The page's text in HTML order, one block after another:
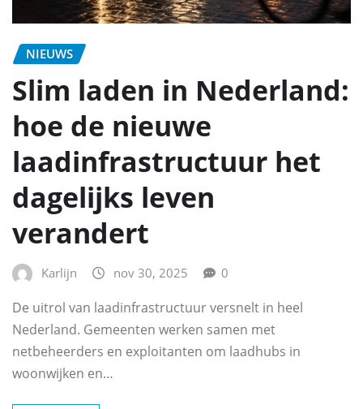
NIEUWS
Slim laden in Nederland:
hoe de nieuwe
laadinfrastructuur het
dagelijks leven
verandert
Karlijn nov 30, 2025 0
De uitrol van laadinfrastructuur versnelt in heel
Nederland. Gemeenten werken samen met
netbeheerders en exploitanten om laadhubs in
woonwijken en…